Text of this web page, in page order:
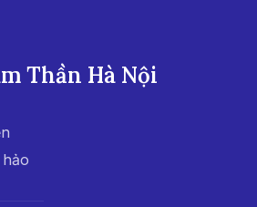
Thần Hà Nội